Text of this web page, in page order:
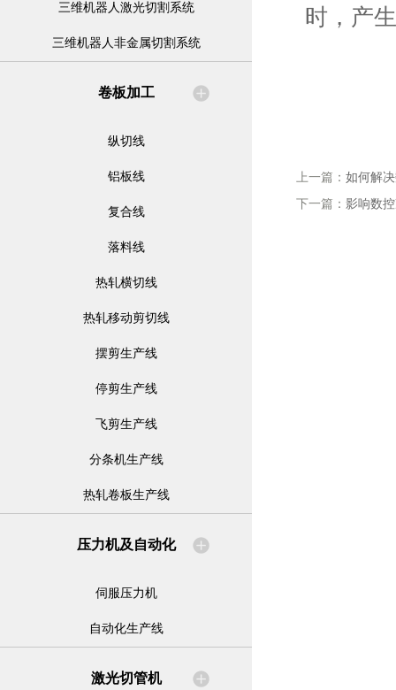
三维机器人激光切割系统
三维机器人非金属切割系统
卷板加工
纵切线
铝板线
复合线
落料线
热轧横切线
热轧移动剪切线
摆剪生产线
停剪生产线
飞剪生产线
分条机生产线
热轧卷板生产线
压力机及自动化
伺服压力机
自动化生产线
激光切管机
时，产
上一篇： 如何解
下一篇： 影响数